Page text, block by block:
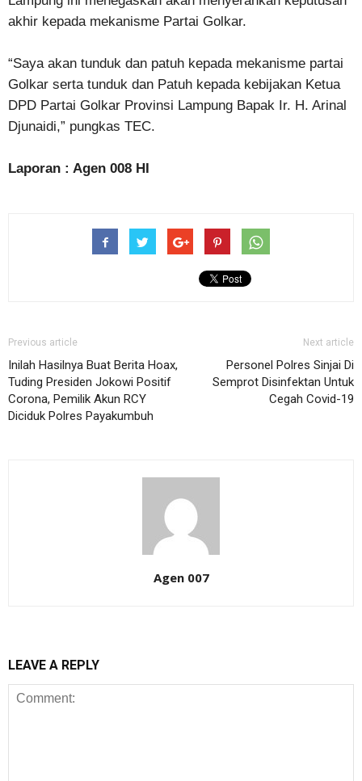
akhir kepada mekanisme Partai Golkar.
“Saya akan tunduk dan patuh kepada mekanisme partai
Golkar serta tunduk dan Patuh kepada kebijakan Ketua
DPD Partai Golkar Provinsi Lampung Bapak Ir. H. Arinal
Djunaidi,” pungkas TEC.
Laporan : Agen 008 HI
Previous article
Inilah Hasilnya Buat Berita Hoax,
Tuding Presiden Jokowi Positif
Corona, Pemilik Akun RCY
Diciduk Polres Payakumbuh
Next article
Personel Polres Sinjai Di
Semprot Disinfektan Untuk
Cegah Covid-19
Agen 007
LEAVE A REPLY